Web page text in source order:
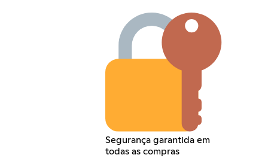
Segurança garantida em
todas as compras